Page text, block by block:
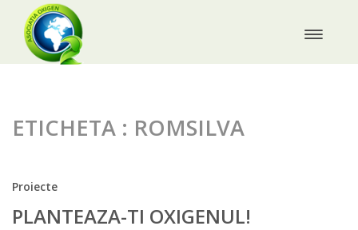
ETICHETA : ROMSILVA
Proiecte
PLANTEAZA-TI OXIGENUL!